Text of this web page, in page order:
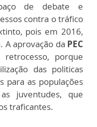
de debate e
contra o tráfico
pois em 2016,
A aprovação da PEC
porque
das politicas
para as populações
juventudes, que
traficantes.